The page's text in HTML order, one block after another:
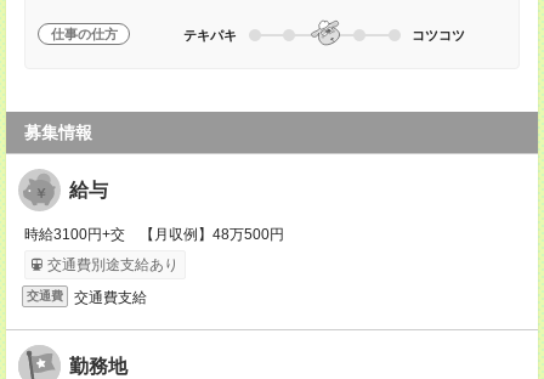
仕事の仕方 テキパキ コツコツ
募集情報
給与
時給3100円+交 【月収例】48万500円
交通費別途支給あり
交通費 交通費支給
勤務地